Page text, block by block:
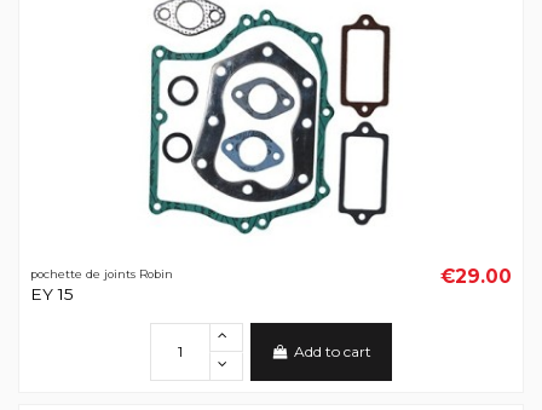
pochette de joints Robin
EY 15
€29.00
Add to cart